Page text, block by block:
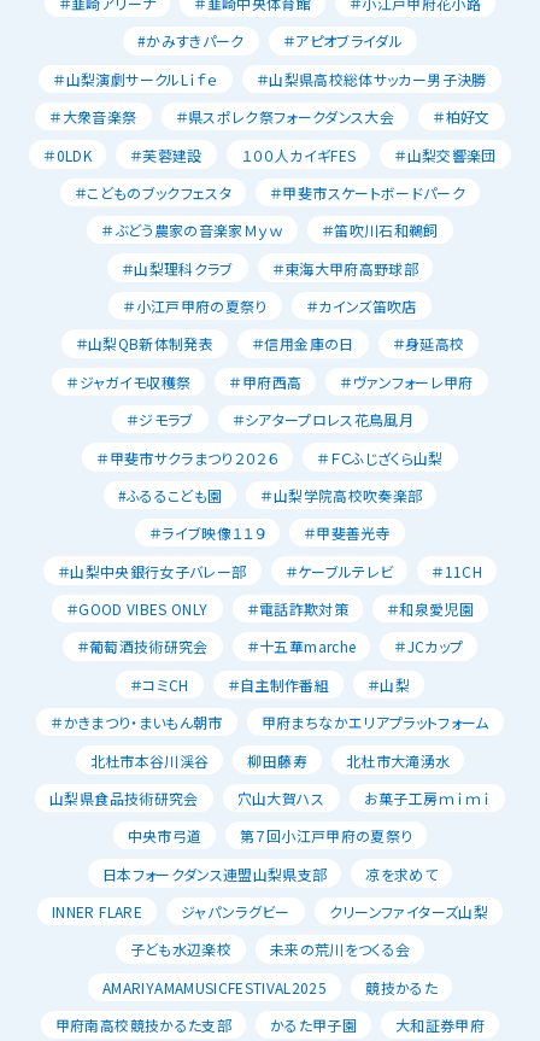
#かみすきパーク
＃アピオブライダル
＃山梨演劇サークルLｉｆｅ
＃山梨県高校総体サッカー男子決勝
＃大衆音楽祭
＃県スポレク祭フォークダンス大会
＃柏好文
＃0LDK
＃芙蓉建設 １００人カイギFES
＃山梨交響楽団
＃こどものブックフェスタ
＃甲斐市スケートボードパーク
＃ぶどう農家の音楽家Ｍｙｗ
＃笛吹川石和鵜飼
＃山梨理科クラブ
＃東海大甲府高野球部
＃小江戸甲府の夏祭り
＃カインズ笛吹店
＃山梨QB新体制発表
＃信用金庫の日
＃身延高校
＃ジャガイモ収穫祭
＃甲府西高
＃ヴァンフォーレ甲府
＃ジモラブ
＃シアタープロレス花鳥風月
＃甲斐市サクラまつり２０２６
＃ＦＣふじざくら山梨
#ふるるこども園
＃山梨学院高校吹奏楽部
＃ライブ映像１１９
＃甲斐善光寺
＃山梨中央銀行女子バレー部
＃ケーブルテレビ
＃11CH
＃GOOD VIBES ONLY
＃電話詐欺対策
＃和泉愛児園
＃葡萄酒技術研究会
＃十五華marche
＃JCカップ
＃コミCH
＃自主制作番組
＃山梨
＃かきまつり・まいもん朝市
甲府まちなかエリアプラットフォーム
北杜市本谷川渓谷
柳田藤寿
北杜市大滝湧水
山梨県食品技術研究会
穴山大賀ハス
お菓子工房ｍｉｍｉ
中央市弓道
第７回小江戸甲府の夏祭り
日本フォークダンス連盟山梨県支部
凉を求めて
INNER FLARE
ジャパンラグビー
クリーンファイターズ山梨
子ども水辺楽校
未来の荒川をつくる会
AMARIYAMAMUSICFESTIVAL2025
競技かるた
甲府南高校競技かるた支部
かるた甲子園
大和証券甲府